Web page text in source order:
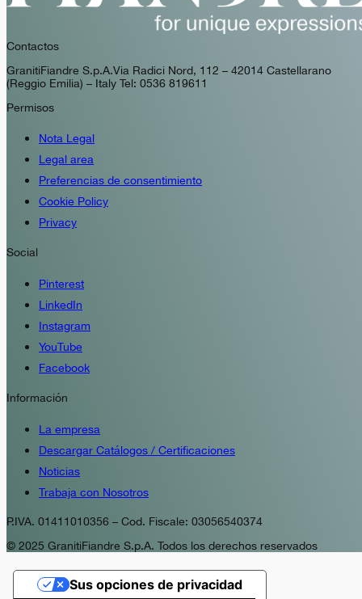
Contactos
GranitiFiandre S.p.A. Via Radici Nord, 112 – 42014 Castellarano
(Reggio Emilia) – Italy Tel: 0536 819611
Permisos
Nota Legal
Legal area
Preferencias de consentimiento
Cookie Policy
Privacy
Social
Pinterest
LinkedIn
Instagram
YouTube
Facebook
Información
La empresa
Descargar Catálogos / Certificaciones
Noticias
Trabaja con Nosotros
P.IVA. 01411010356 – Cod. Fiscale: 03056540374
© 2025 GranitiFiandre S.p.A. Todos los derechos reservados
Sus opciones de privacidad